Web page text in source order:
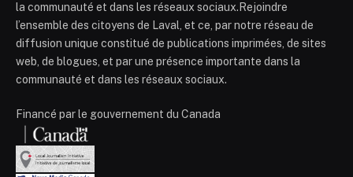
la communauté et dans les réseaux sociaux.Rejoindre
l’ensemble des citoyens de Laval, et ce, par notre réseau de
diffusion unique constitué de publications imprimées, de sites
web, de blogues, et par une présence importante dans la
communauté et dans les réseaux sociaux.
Financé par le gouvernement du Canada